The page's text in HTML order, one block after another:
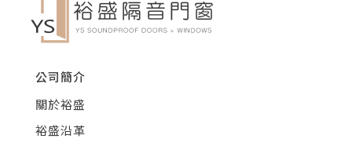
公司簡介
關於裕盛
裕盛沿革